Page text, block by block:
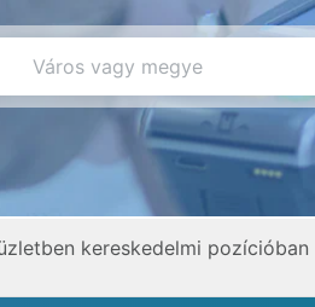
kereskedelmi